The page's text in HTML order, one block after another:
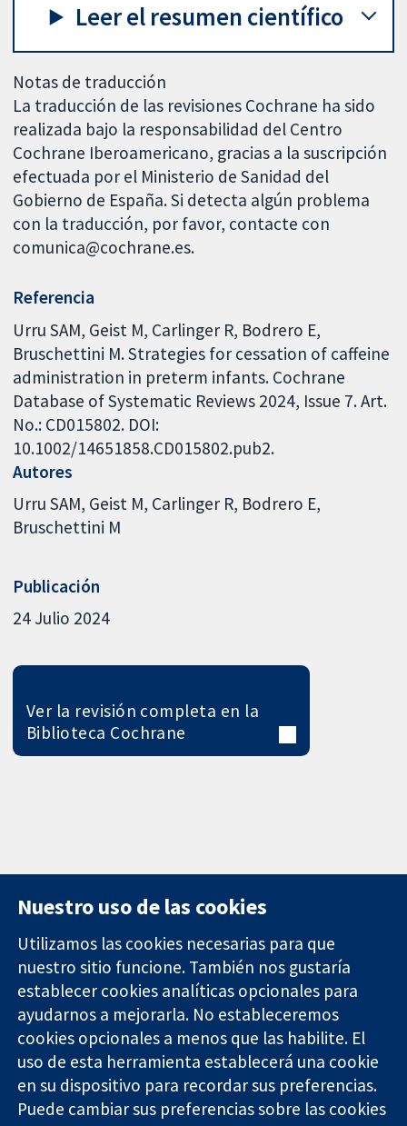
Leer el resumen científico
Notas de traducción
La traducción de las revisiones Cochrane ha sido
realizada bajo la responsabilidad del Centro
Cochrane Iberoamericano, gracias a la suscripción
efectuada por el Ministerio de Sanidad del
Gobierno de España. Si detecta algún problema
con la traducción, por favor, contacte con
comunica@cochrane.es.
Referencia
Urru SAM, Geist M, Carlinger R, Bodrero E,
Bruschettini M. Strategies for cessation of caffeine
administration in preterm infants. Cochrane
Database of Systematic Reviews 2024, Issue 7. Art.
No.: CD015802. DOI:
10.1002/14651858.CD015802.pub2.
Autores
Urru SAM Geist M Carlinger R Bodrero E
Bruschettini M
Publicación
24 Julio 2024
Ver la revisión completa en la
Biblioteca Cochrane
Evidencia fiable.
Decisiones
informadas.
Mejor salud.
11-13 Cavendish
Square
Londres
W1G 0AN
Reino Unido
Contacto
Noticias
Prensa
Sobre
nosotros
Empleo
Cochrane
Library
Nuestro uso de las cookies
Utilizamos las cookies necesarias para que
nuestro sitio funcione. También nos gustaría
establecer cookies analíticas opcionales para
ayudarnos a mejorarla. No estableceremos
cookies opcionales a menos que las habilite. El
uso de esta herramienta establecerá una cookie
en su dispositivo para recordar sus preferencias.
Puede cambiar sus preferencias sobre las cookies